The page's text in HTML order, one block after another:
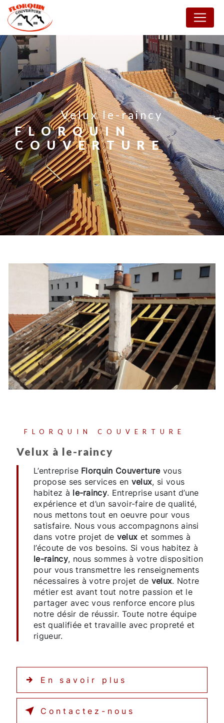
velux le-raincy
FLORQUIN
COUVERTURE
FLORQUIN COUVERTURE
velux à le-raincy
L’entreprise Florquin Couverturevous
propose ses services en velux, si vous
habitez à le-raincy. Entreprise usant d’une
expérience et d’un savoir-faire de qualité,
nous mettons tout en oeuvre pour vous
satisfaire. Nous vous accompagnons ainsi
dans votre projet de velux et sommes à
l’écoute de vos besoins. Si vous habitez à
le-raincy, nous sommes à votre disposition
pour vous transmettre les renseignements
nécessaires à votre projet de velux. Notre
métier est avant tout notre passion et le
partager avec vous renforce encore plus
notre désir de réussir. Toute notre équipe
est qualifiée et travaille avec propreté et
rigueur.
En savoir plus
Contactez-nous
Panneau de gestion des cookies